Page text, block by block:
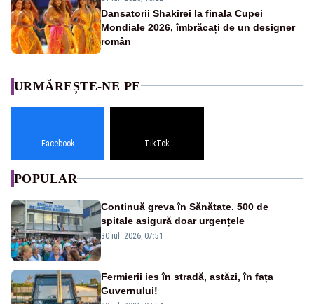
Dansatorii Shakirei la finala Cupei
Mondiale 2026, îmbrăcați de un designer
român
URMĂREȘTE-NE PE
Facebook TikTok
POPULAR
Continuă greva în Sănătate. 500 de
spitale asigură doar urgențele
30 iul. 2026, 07:51
Fermierii ies în stradă, astăzi, în fața
Guvernului!